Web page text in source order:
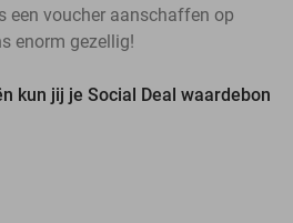
een voucher aanschaffen op
enorm gezellig!
kun jij je Social Deal waardebon